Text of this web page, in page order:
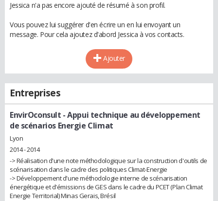
Jessica n'a pas encore ajouté de résumé à son profil.
Vous pouvez lui suggérer d'en écrire un en lui envoyant un
message. Pour cela ajoutez d'abord Jessica à vos contacts.
Ajouter
Entreprises
EnvirOconsult - Appui technique au développement
de scénarios Energie Climat
Lyon
2014 - 2014
-> Réalisation d'une note méthodologique sur la construction d'outils de
scénarisation dans le cadre des politiques Climat-Energie
-> Développement d'une méthodologie interne de scénarisation
énergétique et d'émissions de GES dans le cadre du PCET (Plan Climat
Energie Territorial) Minas Gerais, Brésil